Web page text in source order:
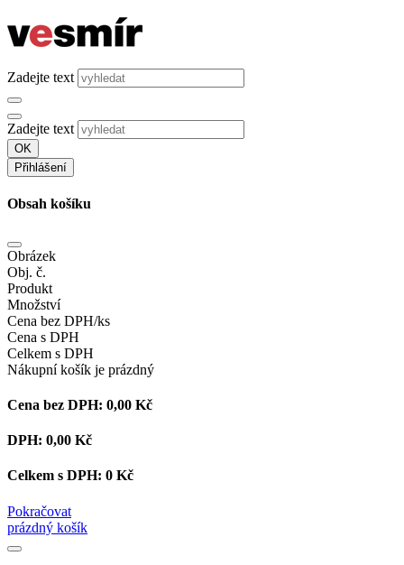
Zadejte text
Zadejte text
OK
Přihlášení
Obsah košíku
Obrázek
Obj. č.
Produkt
Množství
Cena bez DPH/ks
Cena s DPH
Celkem s DPH
Nákupní košík je prázdný
Cena bez DPH: 0,00 Kč
DPH: 0,00 Kč
Celkem s DPH: 0 Kč
Pokračovat
prázdný košík